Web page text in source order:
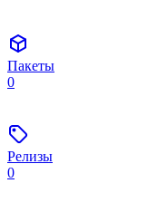
Пакеты
0
Релизы
0